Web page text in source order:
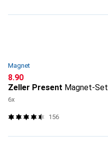
Magnet
CHF
8.90
Zeller Present Magnet-Set
6x
156